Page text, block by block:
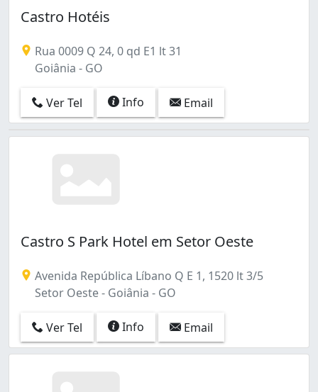
Castro Hotéis
Rua 0009 Q 24, 0 qd E1 lt 31
Goiânia - GO
Ver Tel Info Email
Castro S Park Hotel em Setor Oeste
Avenida República Líbano Q E 1, 1520 lt 3/5
Setor Oeste - Goiânia - GO
Ver Tel Info Email